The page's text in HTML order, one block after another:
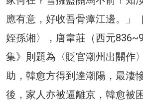
應有意，好收吾骨瘴江邊。」
姪孫湘〉，唐韋莊（西元
集》則題為〈貶官潮州出關作
助，韓愈方得到達潮陽，最淒
後，家人亦被逼離京，韓愈被